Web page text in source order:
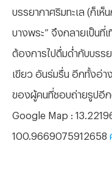
บรรยากาศริมทะเล (ก็เห็
บางพระ” จึงกลายเป็น
ต้องการไปดื่มด่ำกับบรร
เขียว อันร่มรื่น อีกทั้งอ่า
ของผู้คนที่ชอบถ่ายรูปอี
Google Map :
100.9669075912658